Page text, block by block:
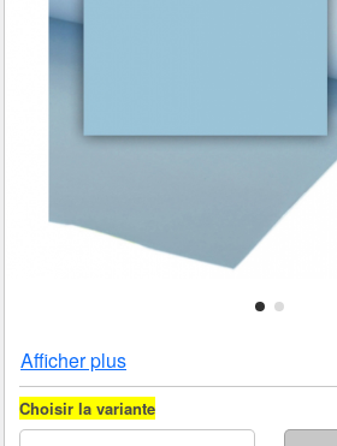
Afficher plus
Choisir la variante